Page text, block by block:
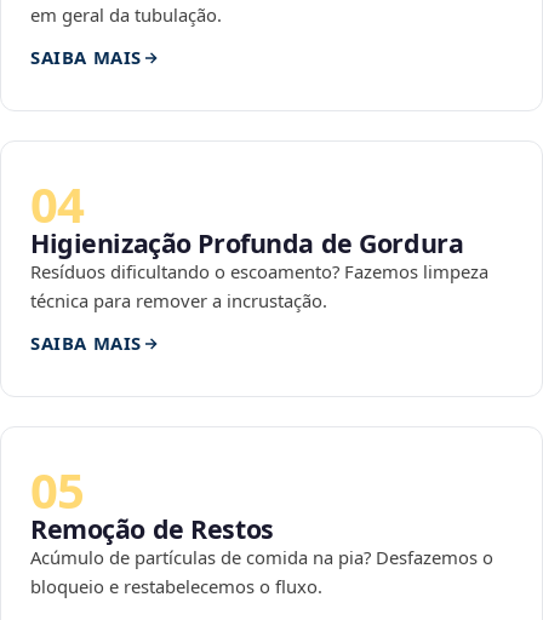
em geral da tubulação.
SAIBA MAIS
04
Higienização Profunda de Gordura
Resíduos dificultando o escoamento? Fazemos limpeza
técnica para remover a incrustação.
SAIBA MAIS
05
Remoção de Restos
Acúmulo de partículas de comida na pia? Desfazemos o
bloqueio e restabelecemos o fluxo.